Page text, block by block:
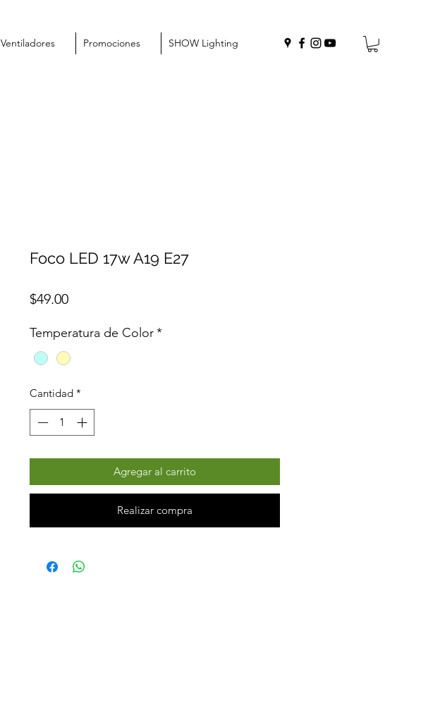
Ventiladores Promociones SHOW Lighting
Foco LED 17w A19 E27
$49.00Precio
Temperatura de Color*
Cantidad *
Agregar al carrito
Realizar compra